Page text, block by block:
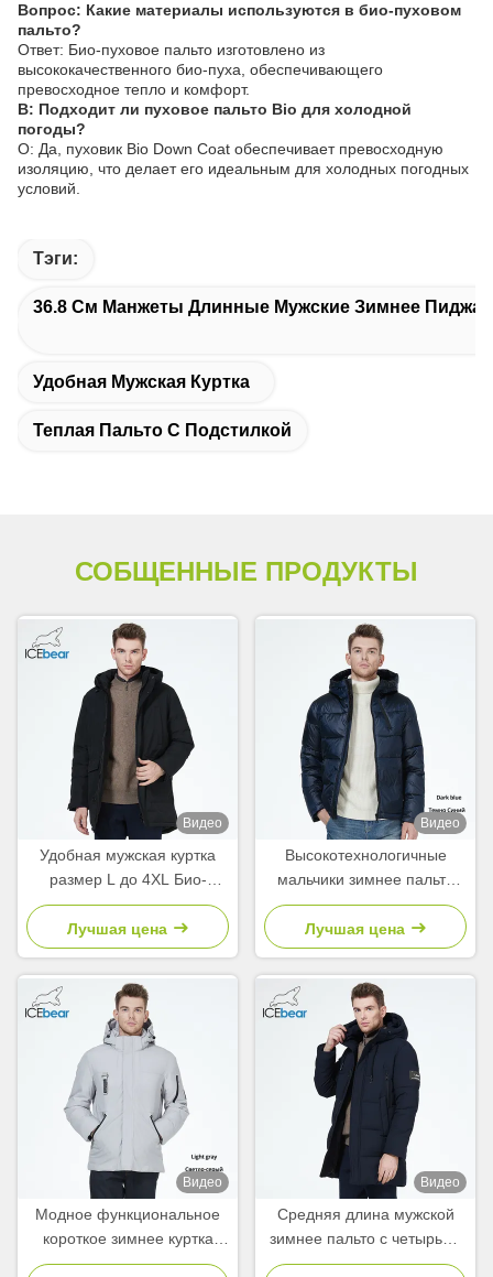
Вопрос: Какие материалы используются в био-пуховом
пальто?
Ответ: Био-пуховое пальто изготовлено из
высококачественного био-пуха, обеспечивающего
превосходное тепло и комфорт.
В: Подходит ли пуховое пальто Bio для холодной
погоды?
О: Да, пуховик Bio Down Coat обеспечивает превосходную
изоляцию, что делает его идеальным для холодных погодных
условий.
Тэги:
36.8 См Манжеты Длинные Мужские Зимнее Пиджак
Удобная Мужская Куртка
Теплая Пальто С Подстилкой
СОБЩЕННЫЕ ПРОДУКТЫ
Видео
Удобная мужская куртка
размер L до 4XL Био-
кофточка с
многочисленными
карманами
Лучшая цена
Видео
Высокотехнологичные
мальчики зимнее пальто
ветростойкое маслостойкое
водонепроницаемое
зимнее куртка
Лучшая цена
Видео
Модное функциональное
короткое зимнее куртка
многожобное короткое
Видео
Средняя длина мужской
зимнее пальто с четырьмя
карманами трикотажные